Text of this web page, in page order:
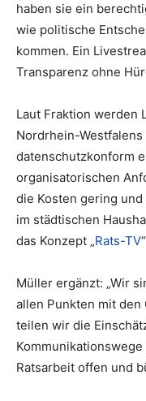
haben sie ein
wie politische
kommen. Ein
Transparenz ohne
Laut Fraktion werden
Nordrhein-
datenschutzkonform
organisatorischen
die Kosten gering
im städtischen
das Konzept „Rats-TV
Müller ergänzt: „Wir
allen Punkten mit den
teilen wir die
Ratsarbeit offen und